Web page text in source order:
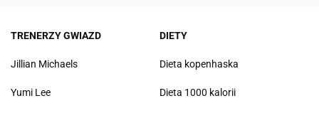
TRENERZY GWIAZD
Jillian Michaels
Yumi Lee
DIETY
Dieta kopenhaska
Dieta 1000 kalorii